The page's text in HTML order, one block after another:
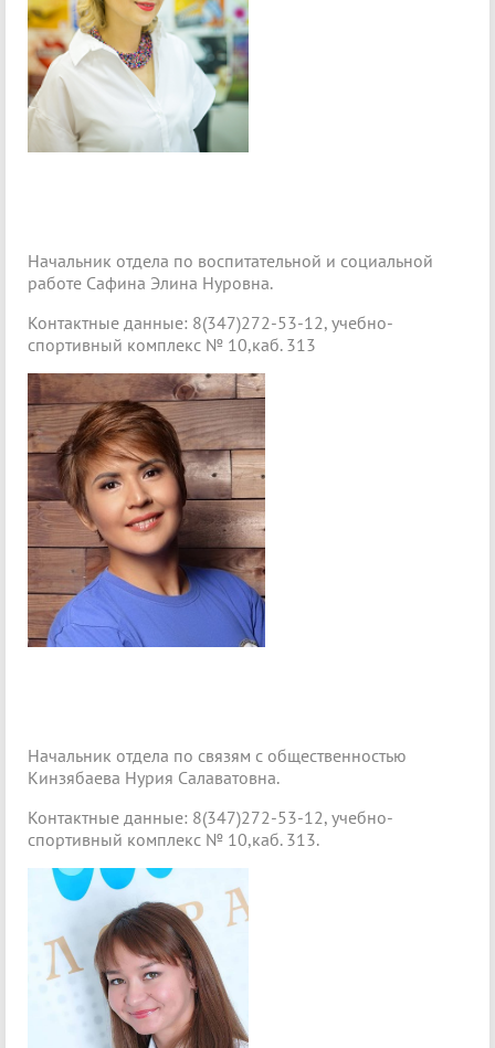
Начальник отдела по воспитательной и социальной
работе Сафина Элина Нуровна.
Контактные данные: 8(347)272-53-12, учебно-
спортивный комплекс № 10,каб. 313
Начальник отдела по связям с общественностью
Кинзябаева Нурия Салаватовна.
Контактные данные: 8(347)272-53-12, учебно-
спортивный комплекс № 10,каб. 313.